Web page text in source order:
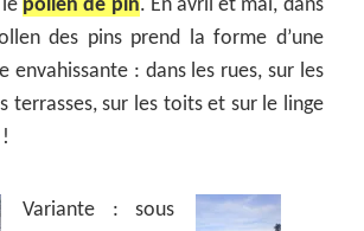
pollen de pin. En avril et mai, dans
des pins prend la forme d’une
envahissante : dans les rues, sur les
terrasses, sur les toits et sur le linge
Variante : sous